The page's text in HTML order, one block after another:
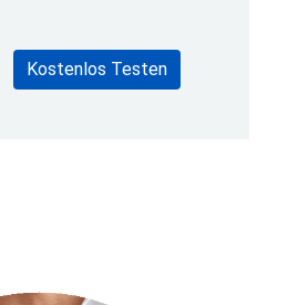
Kostenlos Testen